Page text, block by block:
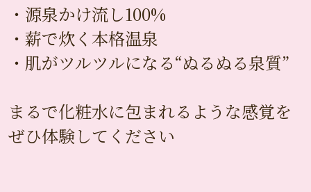
・源泉かけ流し100%
・薪で炊く本格温泉
・肌がツルツルになる“ぬるぬる泉質”
まるで化粧水に包まれるような感覚を
ぜひ体験してください